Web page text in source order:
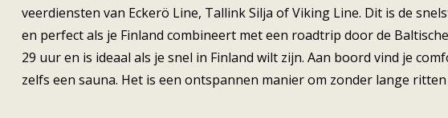
veerdiensten van Eckerö Line, Tallink Silja of Viking Line. Dit is de
en perfect als je Finland combineert met een roadtrip door de
29 uur en is ideaal als je snel in Finland wilt zijn. Aan boord vind je
zelfs een sauna. Het is een ontspannen manier om zonder lange